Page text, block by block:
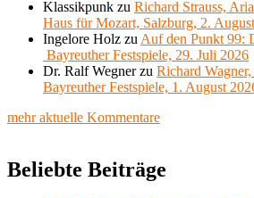
Klassikpunk zu Richard Strauss,
Haus für Mozart, Salzburg, 2.
Ingelore Holz zu Auf den Punkt 99:
Bayreuther Festspiele, 29. Juli 2026
Dr. Ralf Wegnerzu Richard
Bayreuther Festspiele, 1. August
mehr aktuelle Kommentare
Beliebte Beiträge